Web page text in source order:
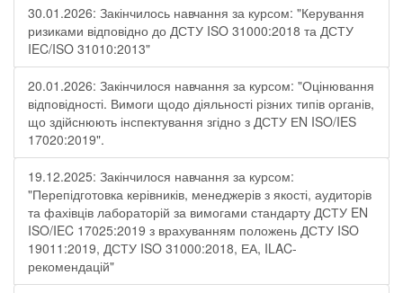
30.01.2026: Закінчилось навчання за курсом: "Керування
ризиками відповідно до ДСТУ ISO 31000:2018 та ДСТУ
IEC/ISO 31010:2013"
20.01.2026: Закінчилося навчання за курсом: "Оцінювання
відповідності. Вимоги щодо діяльності різних типів органів,
що здійснюють інспектування згідно з ДСТУ ЕN ISO/IES
17020:2019".
19.12.2025: Закінчилося навчання за курсом:
"Перепідготовка керівників, менеджерів з якості, аудиторів
та фахівців лабораторій за вимогами стандарту ДСТУ EN
ISO/IEC 17025:2019 з врахуванням положень ДСТУ ISO
19011:2019, ДСТУ ISO 31000:2018, ЕА, ILAC-
рекомендацій"